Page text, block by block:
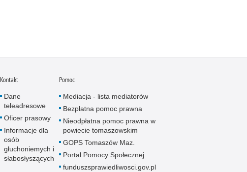
Kontakt
Dane
teleadresowe
Oficer prasowy
Informacje dla
osób
głuchoniemych i
słabosłyszących
Pomoc
Mediacja - lista mediatorów
Bezpłatna pomoc prawna
Nieodpłatna pomoc prawna w
powiecie tomaszowskim
GOPS Tomaszów Maz.
Portal Pomocy Społecznej
funduszsprawiedliwosci.gov.pl